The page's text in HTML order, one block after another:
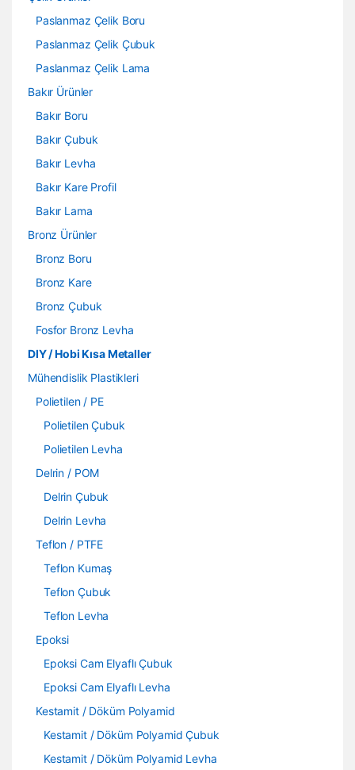
Paslanmaz Çelik Boru
Paslanmaz Çelik Çubuk
Paslanmaz Çelik Lama
Bakır Ürünler
Bakır Boru
Bakır Çubuk
Bakır Levha
Bakır Kare Profil
Bakır Lama
Bronz Ürünler
Bronz Boru
Bronz Kare
Bronz Çubuk
Fosfor Bronz Levha
DIY / Hobi Kısa Metaller
Mühendislik Plastikleri
Polietilen / PE
Polietilen Çubuk
Polietilen Levha
Delrin / POM
Delrin Çubuk
Delrin Levha
Teflon / PTFE
Teflon Kumaş
Teflon Çubuk
Teflon Levha
Epoksi
Epoksi Cam Elyaflı Çubuk
Epoksi Cam Elyaflı Levha
Kestamit / Döküm Polyamid
Kestamit / Döküm Polyamid Çubuk
Kestamit / Döküm Polyamid Levha